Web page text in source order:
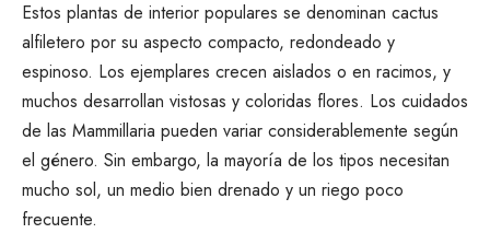
Estos plantas de interior populares se denominan cactus
alfiletero por su aspecto compacto, redondeado y
espinoso. Los ejemplares crecen aislados o en racimos, y
muchos desarrollan vistosas y coloridas flores. Los cuidados
de las Mammillaria pueden variar considerablemente según
el género. Sin embargo, la mayoría de los tipos necesitan
mucho sol, un medio bien drenado y un riego poco
frecuente.